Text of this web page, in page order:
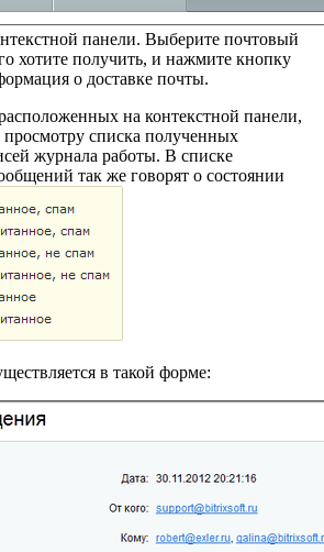
панели. Выберите почтовый
хотите получить, и нажмите кнопку
о доставке почты.
на контекстной панели,
списка полученных
журнала работы. В списке
так же говорят о состоянии
в такой форме: